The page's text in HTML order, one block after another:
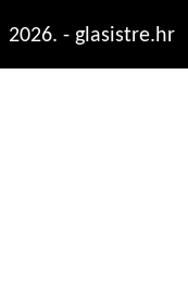
2026. - glasistre.hr